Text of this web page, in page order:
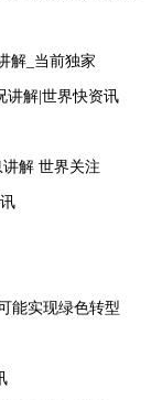
解_当前独家
讲解|世界快资讯
解 世界关注
能实现绿色转型